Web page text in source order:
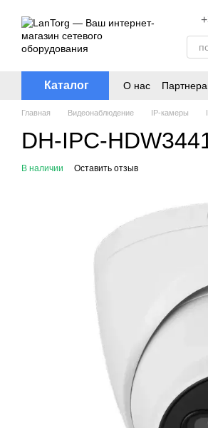
Каталог О нас
Главная Видеонаблюдение ІР-камеры
DH-IPC-
В наличии Оставить отзыв